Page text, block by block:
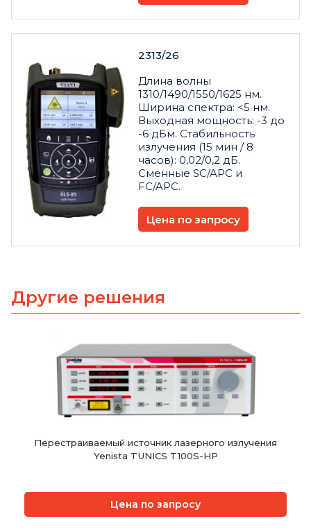
2313/26
Длина волны
1310/1490/1550/1625 нм.
Ширина спектра: <5 нм.
Выходная мощность: -3 до
-6 дБм. Стабильность
излучения (15 мин / 8
часов): 0,02/0,2 дБ.
Сменные SC/APC и
FC/APC.
Цена по запросу
Другие решения
Перестраиваемый источник лазерного излучения
Yenista TUNICS T100S-HP
Цена по запросу